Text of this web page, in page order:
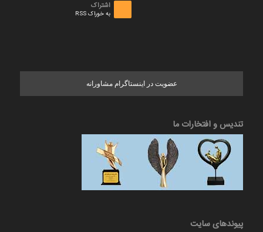
اشتراک
به خوراک RSS
عضویت در اینستاگرام مشاورانه
تندیس و افتخارات ما
پیوندهای سایت